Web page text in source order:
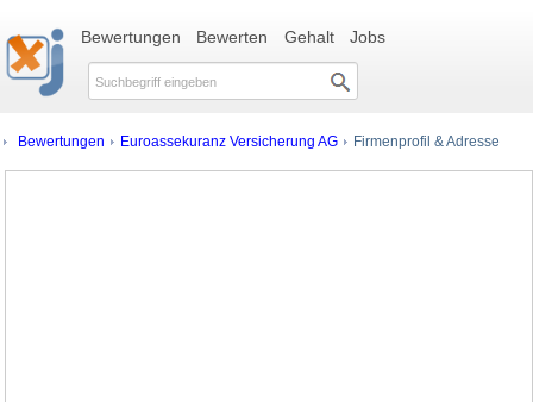
Bewertungen Bewerten Gehalt Jobs
Bewertungen Euroassekuranz Versicherung AG Firmenprofil & Adresse